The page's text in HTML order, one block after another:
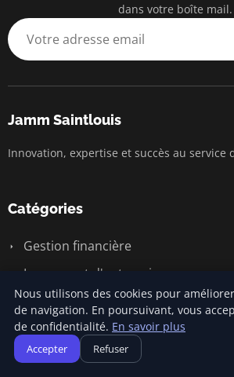
dans votre boîte mail.
Jamm Saintlouis
Innovation, expertise et succès au service
Catégories
Gestion financière
Lancement d'entreprise
Marketing entrepreneurial
Stratégies d'affaires
Succès entrepreneurial
Nous utilisons des cookies pour
de navigation. En poursuivant, vous
de confidentialité. En savoir plus
Accepter Refuser